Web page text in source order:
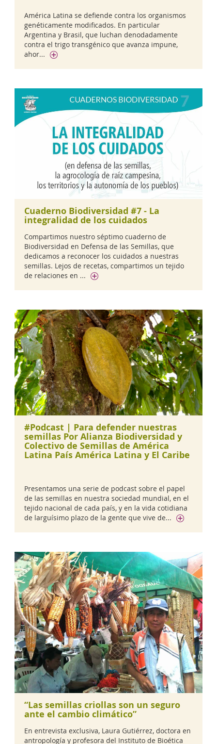
América Latina se defiende contra los organismos
genéticamente modificados. En particular
Argentina y Brasil, que luchan denodadamente
contra el trigo transgénico que avanza impune,
ahor...
Cuaderno Biodiversidad #7 - La
integralidad de los cuidados
Compartimos nuestro séptimo cuaderno de
Biodiversidad en Defensa de las Semillas, que
dedicamos a reconocer los cuidados a nuestras
semillas. Lejos de recetas, compartimos un tejido
de relaciones en ...
#Podcast | Para defender nuestras
semillas Por Alianza Biodiversidad y
Colectivo de Semillas de América
Latina País América Latina y El Caribe
Presentamos una serie de podcast sobre el papel
de las semillas en nuestra sociedad mundial, en el
tejido nacional de cada país, y en la vida cotidiana
de larguísimo plazo de la gente que vive de...
“Las semillas criollas son un seguro
ante el cambio climático”
En entrevista exclusiva, Laura Gutiérrez, doctora en
antropología y profesora del Instituto de Bioética